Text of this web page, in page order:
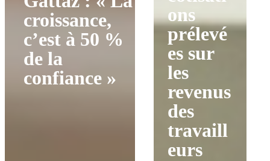
croissance,
c’est à 50 %
de la
confiance »
ons
prélevé
es sur
les
revenus
des
travaill
eurs